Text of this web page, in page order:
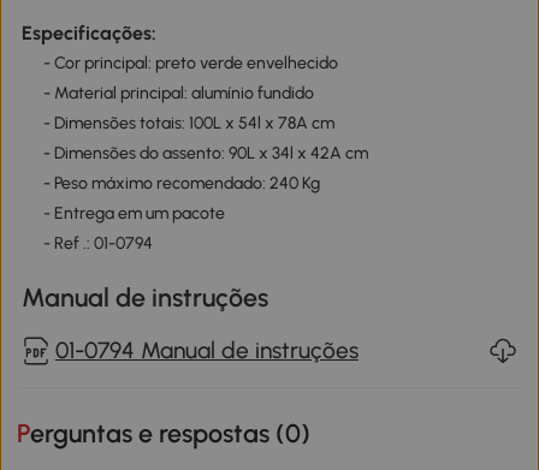
Especificações:
- Cor principal: preto verde envelhecido
- Material principal: alumínio fundido
- Dimensões totais: 100L x 54l x 78A cm
- Dimensões do assento: 90L x 34l x 42A cm
- Peso máximo recomendado: 240 Kg
- Entrega em um pacote
- Ref .: 01-0794
Manual de instruções
01-0794 Manual de instruções
Perguntas e respostas (0)